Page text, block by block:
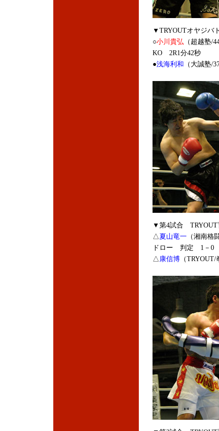
▼TRYOUTオヤジバ
○小川貴弘（超越塾/
KO 2R1分42秒
●浅海利和 （大誠塾/
▼第4試合
△夏山竜一（湘南格
ドロー 判定 1－0
△康信博（TRYOUT/